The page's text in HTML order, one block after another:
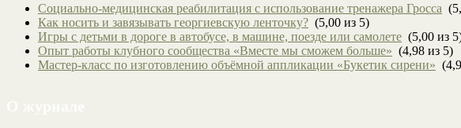
Социально-медицинская реабилитация с использование тренажера Гросса
Как носить и завязывать георгиевскую ленточку? (5,00 из 5)
Игры с детьми в дороге в автобусе, в машине, поезде или самолете (5,00 из
Опыт работы клубного сообщества «Вместе мы сможем больше» (4,98 из 5)
Мастер-класс по изготовлению объёмной аппликации «Букетик сирени»